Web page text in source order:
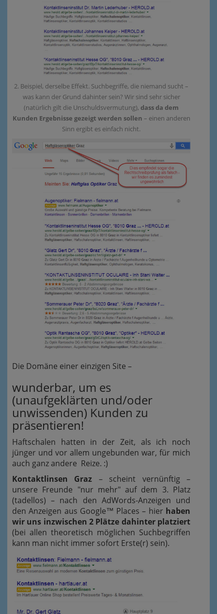
2. Beispiel, derselbe Effekt. Suchbegriffe, die niemand sucht –
was kann der Grund dahinter sein? Wir sind sehr sicher
(natürlich gilt die Unschuldsvermutung), dass da dem
Kunden Ergebnisse gezeigt werden sollen – einen anderen
Sinn ergibt es einfach nicht.
Die Domäne einer einzigen Site –
wunderbar, um es
(unaufgeklärten und/oder
unwissenden) Kunden zu
präsentieren!
Haftschalen hatten in der Zeit, als ich noch
jünger und vor allem ungebunden war, für mich
auch ganz andere Reize. :)
Kontaktlinsen Graz – scheint vernünftig –
unsere Freunde "nur mehr" auf dem 3. Platz
(tadellos) – nach den AdWords-Anzeigen und
den Anzeigen aus Google™ Places – hier haben
wir uns inzwischen 2 Plätze dahinter platziert
(bei allen theoretisch möglichen Suchbegriffen
kann man nicht immer sofort Erste(r) sein).